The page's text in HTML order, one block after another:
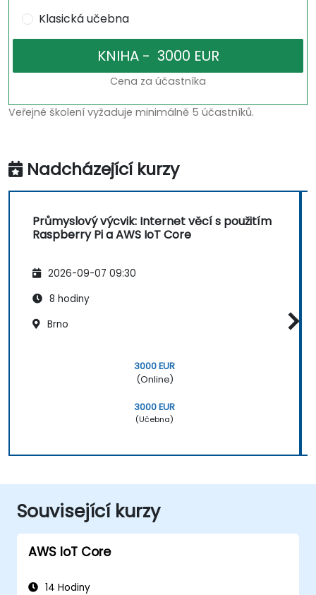
Klasická učebna
Cena za účastníka
Veřejné školení vyžaduje minimálně 5 účastníků.
Nadcházející kurzy
Průmyslový výcvik: Internet věcí s použitím
Raspberry Pi a AWS IoT Core
2026-09-07 09:30
8 hodiny
Brno
3000 EUR
(Online)
3000 EUR
(Učebna)
Související kurzy
AWS IoT Core
14 Hodiny